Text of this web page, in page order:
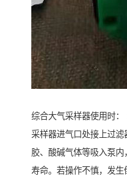
综合大气采样器使用时
采样器进气口处接上过
胶、酸碱气体等吸入泵
寿命。若操作不慎，发